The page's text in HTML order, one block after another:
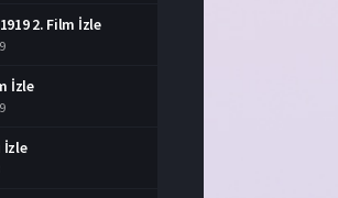
2. Film İzle
İzle
İzle